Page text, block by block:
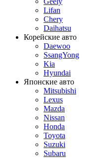
Lifan
Chery
Daihatsu
Корейские авто
Daewoo
SsangYong
Kia
Hyundai
Японские авто
Mitsubishi
Lexus
Mazda
Nissan
Honda
Toyota
Suzuki
Subaru